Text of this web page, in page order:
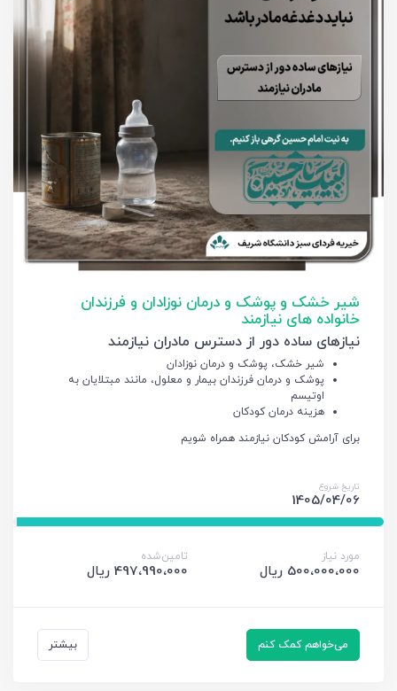
شیر خشک و پوشک و درمان نوزادان و فرزندان
خانواده های نیازمند
نیازهای ساده دور از دسترس مادران نیازمند
شیر خشک، پوشک و درمان نوزادان
پوشک و درمان فرزندان بیمار و معلول، مانند مبتلایان به
اوتیسم
هزینه درمان کودکان
برای آرامش کودکان نیازمند همراه شویم
تاریخ شروع
1405/04/06
مورد نیاز
500،000،000 ریال
تامین‌شده
497،990،000 ریال
می‌خواهم کمک کنم بیشتر